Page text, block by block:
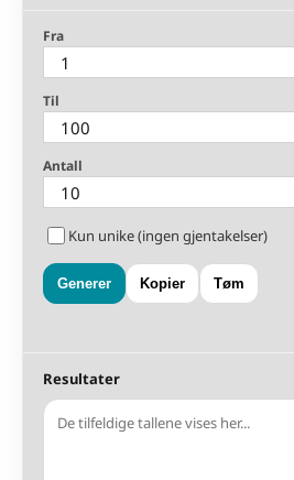
Fra
Til
Antall
Kun unike (ingen gjentakelser)
Generer Kopier Tøm
Resultater